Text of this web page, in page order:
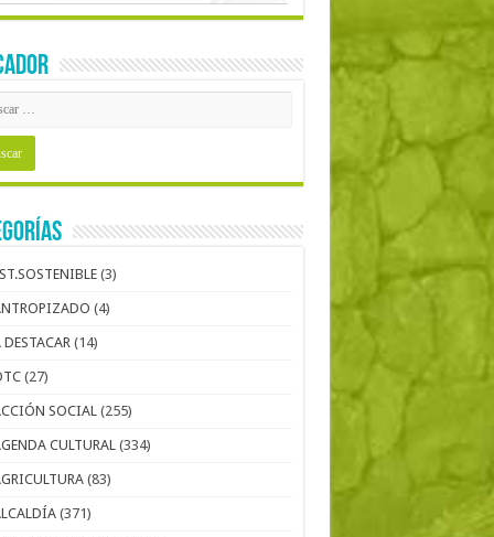
(3)
(4)
DESTACAR (14)
(27)
SOCIAL (255)
CULTURAL (334)
(83)
(371)